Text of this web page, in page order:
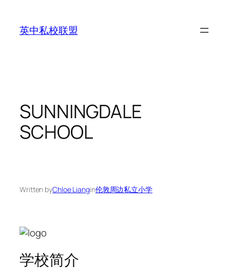
content
英中私校联盟
SUNNINGDALE
SCHOOL
Written byChloe Liangin伦敦周边私立小学
学校简介